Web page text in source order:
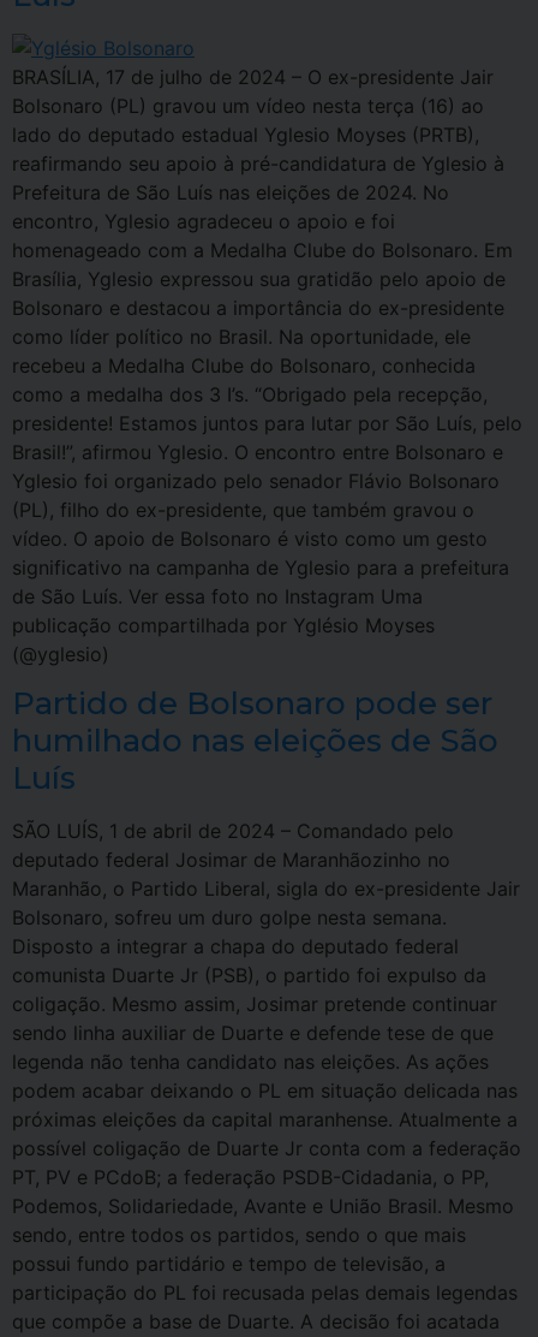
BRASÍLIA, 17 de julho de 2024 – O ex-presidente Jair
Bolsonaro (PL) gravou um vídeo nesta terça (16) ao
lado do deputado estadual Yglesio Moyses (PRTB),
reafirmando seu apoio à pré-candidatura de Yglesio à
Prefeitura de São Luís nas eleições de 2024. No
encontro, Yglesio agradeceu o apoio e foi
homenageado com a Medalha Clube do Bolsonaro. Em
Brasília, Yglesio expressou sua gratidão pelo apoio de
Bolsonaro e destacou a importância do ex-presidente
como líder político no Brasil. Na oportunidade, ele
recebeu a Medalha Clube do Bolsonaro, conhecida
como a medalha dos 3 I’s. “Obrigado pela recepção,
presidente! Estamos juntos para lutar por São Luís, pelo
Brasil!”, afirmou Yglesio. O encontro entre Bolsonaro e
Yglesio foi organizado pelo senador Flávio Bolsonaro
(PL), filho do ex-presidente, que também gravou o
vídeo. O apoio de Bolsonaro é visto como um gesto
significativo na campanha de Yglesio para a prefeitura
de São Luís. Ver essa foto no Instagram Uma
publicação compartilhada por Yglésio Moyses
(@yglesio)
Partido de Bolsonaro pode ser
humilhado nas eleições de São
Luís
SÃO LUÍS, 1 de abril de 2024 – Comandado pelo
deputado federal Josimar de Maranhãozinho no
Maranhão, o Partido Liberal, sigla do ex-presidente Jair
Bolsonaro, sofreu um duro golpe nesta semana.
Disposto a integrar a chapa do deputado federal
comunista Duarte Jr (PSB), o partido foi expulso da
coligação. Mesmo assim, Josimar pretende continuar
sendo linha auxiliar de Duarte e defende tese de que
legenda não tenha candidato nas eleições. As ações
podem acabar deixando o PL em situação delicada nas
próximas eleições da capital maranhense. Atualmente a
possível coligação de Duarte Jr conta com a federação
PT, PV e PCdoB; a federação PSDB-Cidadania, o PP,
Podemos, Solidariedade, Avante e União Brasil. Mesmo
sendo, entre todos os partidos, sendo o que mais
possui fundo partidário e tempo de televisão, a
participação do PL foi recusada pelas demais legendas
que compõe a base de Duarte. A decisão foi acatada